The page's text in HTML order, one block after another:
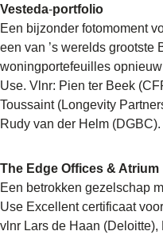
Vesteda‑portfolio
Een bijzonder fotomoment
een van ’s werelds grootste
woningportefeuilles
Use. Vlnr: Pien ter Beek
Toussaint (Longevity
Rudy van der Helm (DGBC).
The Edge Offices & Atrium
Een betrokken gezelschap
Use Excellent certificaat
vlnr Lars de Haan